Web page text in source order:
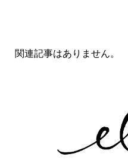
関連記事はありません。